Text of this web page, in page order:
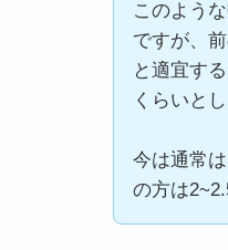
このよう
ですが、
と適宜す
くらいとし
今は通常
の方は